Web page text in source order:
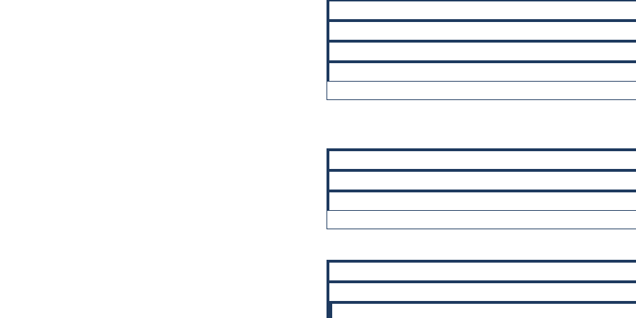
הדרך נבוכים ומתלבטים. ההתלבטות מתחילה לרוב בשאלת הסיווג העסקי. כל עוסק עצמאי
השאלות וממנה הכול מתחיל. אז לפני שאתם פותחים עסק עצמאי, בִדקו מה הוא הסיווג העסקי
היוצאים לדרך עצמאית יכולים לשער ולהעריך מה תהיה הכנסתם השנתית ובהתאם לכך לרשום
אלה בעלי מקצועות חופשיים.
אם הכנסתם השנתית לא תעלה על הסכום המינימלי הנדרש מעסקים מורשים. ואלה הם: רואה חשבון,
מתווך רכב, אגרונום, רופא שיניים, רופא עצמאי, וטרינר, פסיכולוג, פיזיותרפיסט, מנהל